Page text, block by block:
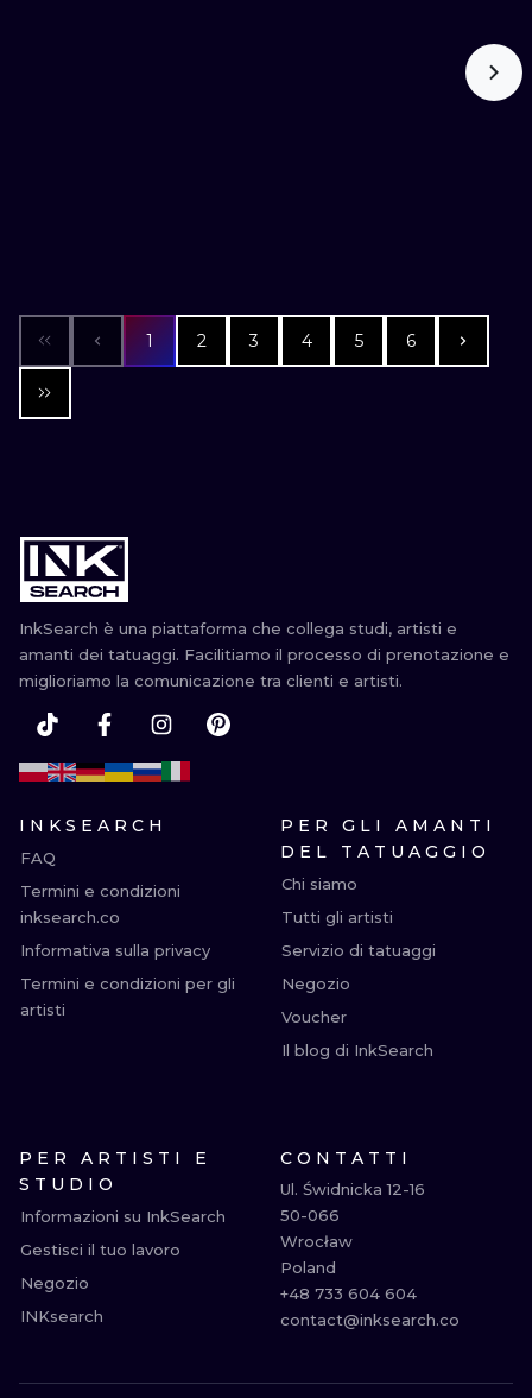
1 2 3 4 5 6
InkSearch è una piattaforma che collega studi, artisti e
amanti dei tatuaggi. Facilitiamo il processo di prenotazione e
miglioriamo la comunicazione tra clienti e artisti.
INKSEARCH
FAQ
Termini e condizioni
inksearch.co
Informativa sulla privacy
Termini e condizioni per gli
artisti
PER GLI AMANTI
DEL TATUAGGIO
Chi siamo
Tutti gli artisti
Servizio di tatuaggi
Negozio
Voucher
Il blog di InkSearch
PER ARTISTI E
STUDIO
Informazioni su InkSearch
Gestisci il tuo lavoro
Negozio
INKsearch
CONTATTI
Ul. Świdnicka 12-16
50-066
Wrocław
Poland
+48 733 604 604
contact@inksearch.co